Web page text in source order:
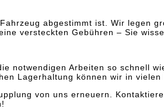
abgestimmt ist. Wir legen
versteckten Gebühren – Sie
Arbeiten so schnell
Lagerhaltung können wir in vielen
von uns erneuern.